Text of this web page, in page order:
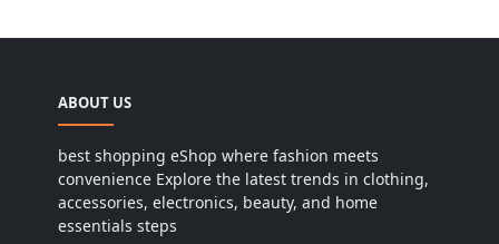
ABOUT US
best shopping eShop where fashion meets
convenience Explore the latest trends in clothing,
accessories, electronics, beauty, and home
essentials steps